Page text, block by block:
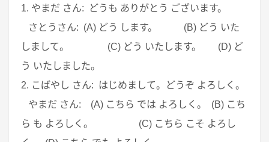
1. やまだ さん: どうも ありがとう ございます。
さとうさん: (A) どう します。 (B) どう いた
しまして。 (C) どう いたします。 (D) ど
う いたしました。
2. こばやし さん: はじめまして。どうぞ よろしく。
やまだ さん: (A) こちら では よろしく。 (B) こち
ら も よろしく。 (C) こちら こそ よろし